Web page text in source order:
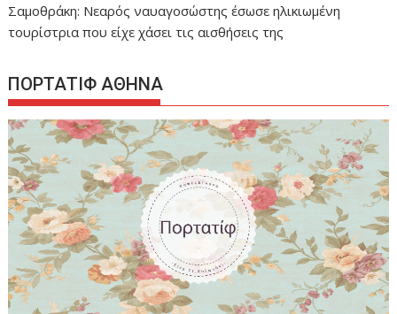
Σαμοθράκη: Νεαρός ναυαγοσώστης έσωσε ηλικιωμένη
τουρίστρια που είχε χάσει τις αισθήσεις της
ΠΟΡΤΑΤΙΦ ΑΘΗΝΑ